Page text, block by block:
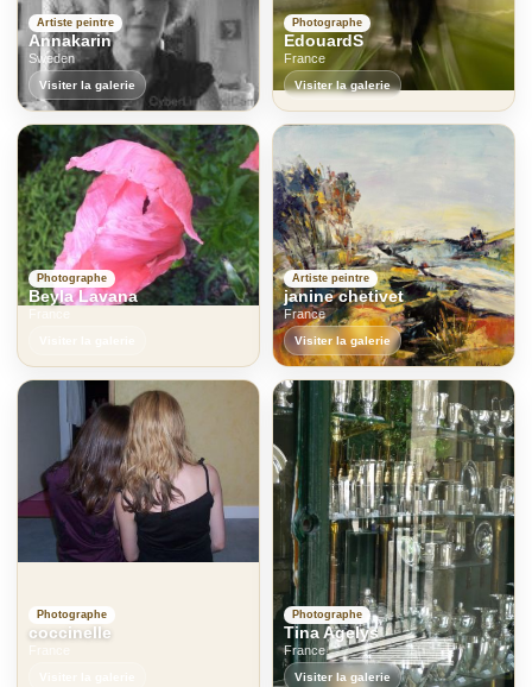
Artiste peintre
Annakarin
Sweden
Visiter la galerie
Photographe
EdouardS
France
Visiter la galerie
Photographe
Beyla Lavana
France
Artiste peintre
janine chetivet
France
Visiter la galerie
Photographe
coccinelle
Photographe
Tina Agelys
France
Visiter la galerie